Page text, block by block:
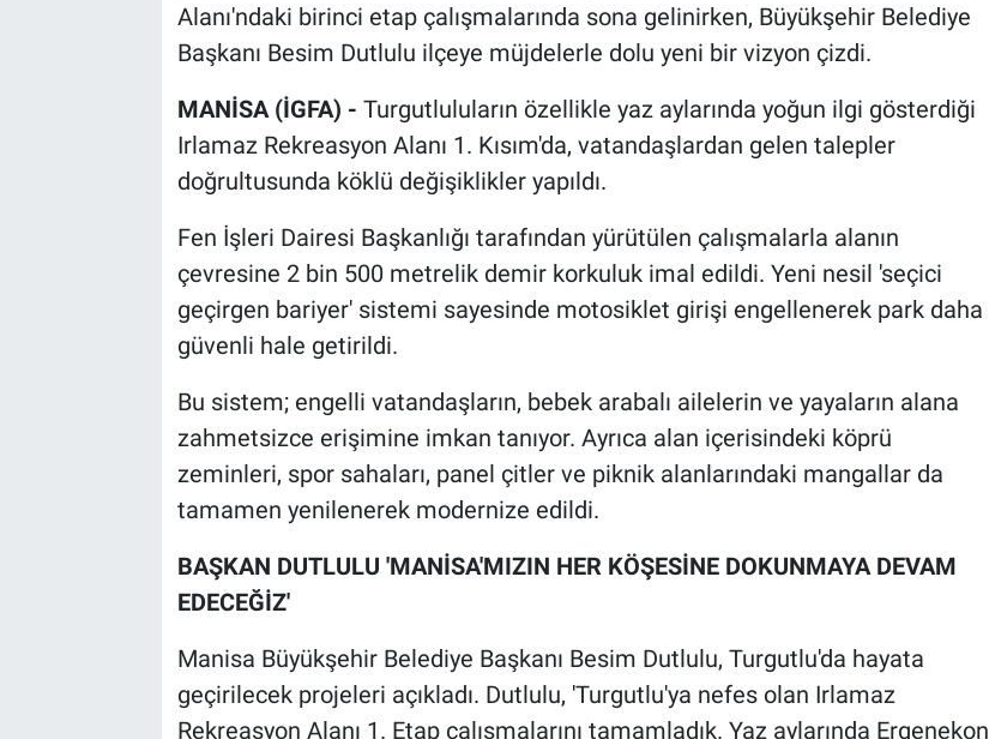
Alanı'ndaki birinci etap çalışmalarında sona gelinirken, Büyükşehir Belediye
Başkanı Besim Dutlulu ilçeye müjdelerle dolu yeni bir vizyon çizdi.
MANİSA (İGFA) - Turgutluluların özellikle yaz aylarında yoğun ilgi gösterdiği
Irlamaz Rekreasyon Alanı 1. Kısım'da, vatandaşlardan gelen talepler
doğrultusunda köklü değişiklikler yapıldı.
Fen İşleri Dairesi Başkanlığı tarafından yürütülen çalışmalarla alanın
çevresine 2 bin 500 metrelik demir korkuluk imal edildi. Yeni nesil 'seçici
geçirgen bariyer' sistemi sayesinde motosiklet girişi engellenerek park daha
güvenli hale getirildi.
Bu sistem; engelli vatandaşların, bebek arabalı ailelerin ve yayaların alana
zahmetsizce erişimine imkan tanıyor. Ayrıca alan içerisindeki köprü
zeminleri, spor sahaları, panel çitler ve piknik alanlarındaki mangallar da
tamamen yenilenerek modernize edildi.
BAŞKAN DUTLULU 'MANİSA'MIZIN HER KÖŞESİNE DOKUNMAYA DEVAM
EDECEĞİZ'
Manisa Büyükşehir Belediye Başkanı Besim Dutlulu, Turgutlu'da hayata
geçirilecek projeleri açıkladı. Dutlulu, 'Turgutlu'ya nefes olan Irlamaz
Rekreasyon Alanı 1. Etap çalışmalarını tamamladık. Yaz aylarında Ergenekon